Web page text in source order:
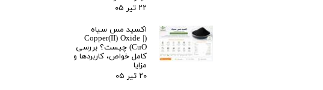
۲۲ تیر ۰۵
اکسید مس سیاه
(Copper(II) Oxide |
CuO) چیست؟ بررسی
کامل خواص، کاربردها و
مزایا
۲۰ تیر ۰۵